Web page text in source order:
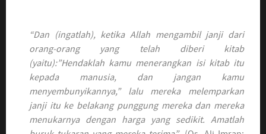
“Dan (ingatlah), ketika Allah mengambil janji dari
orang-orang yang telah diberi kitab
(yaitu):”Hendaklah kamu menerangkan isi kitab itu
kepada manusia, dan jangan kamu
menyembunyikannya,” lalu mereka melemparkan
janji itu ke belakang punggung mereka dan mereka
menukarnya dengan harga yang sedikit. Amatlah